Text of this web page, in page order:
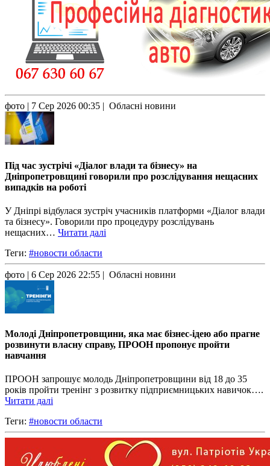
фото | 7 Сер 2026 00:35 | Обласні новини
Під час зустрічі «Діалог влади та бізнесу» на
Дніпропетровщині говорили про розслідування нещасних
випадків на роботі
У Дніпрі відбулася зустріч учасників платформи «Діалог влади
та бізнесу». Говорили про процедуру розслідувань
нещасних… Читати далі
Теги: #новости области
фото | 6 Сер 2026 22:55 | Обласні новини
Молоді Дніпропетровщини, яка має бізнес-ідею або прагне
розвинути власну справу, ПРООН пропонує пройти
навчання
ПРООН запрошує молодь Дніпропетровщини від 18 до 35
років пройти тренінг з розвитку підприємницьких навичок….
Читати далі
Теги: #новости области